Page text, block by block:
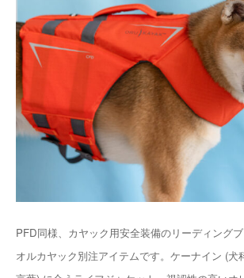
PFD同様、カヤック用安全装備のリーディング
オルカヤック別注アイテムです。ケーナイン (犬